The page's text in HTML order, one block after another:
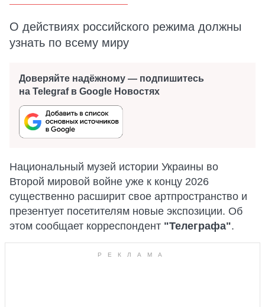
О действиях российского режима должны
узнать по всему миру
Доверяйте надёжному — подпишитесь
на Telegraf в Google Новостях
Национальный музей истории Украины во
Второй мировой войне уже к концу 2026
существенно расширит свое артпространство и
презентует посетителям новые экспозиции. Об
этом сообщает корреспондент "Телеграфа".